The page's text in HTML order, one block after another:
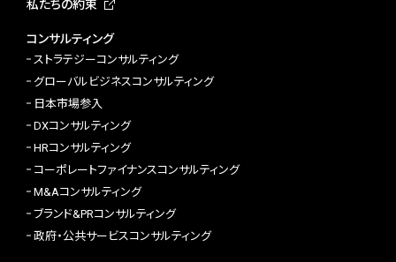
私たちの約束
コンサルティング
ストラテジーコンサルティング
グローバルビジネスコンサルティング
日本市場参入
DXコンサルティング
HRコンサルティング
コーポレートファイナンスコンサルティング
M&Aコンサルティング
ブランド&PRコンサルティング
政府・公共サービスコンサルティング